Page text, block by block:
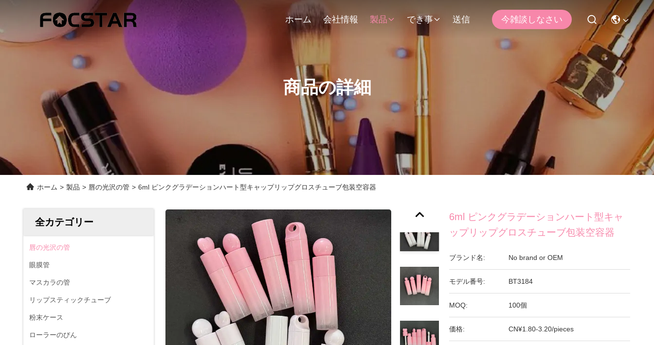
ホーム 会社情報 製品 でき事 送信 今雑談しなさい
商品の詳細
ホーム > 製品 > 唇の光沢の管 > 6ml ピンクグラデーションハート型キャップリップグロスチューブ包装空容器
全カテゴリー
唇の光沢の管
眼膜管
マスカラの管
リップスティックチューブ
粉末ケース
ローラーのびん
6ml ピンクグラデーションハート型キャ
ップリップグロスチューブ包装空容器
ブランド名: No brand or OEM
モデル番号: BT3184
MOQ: 100個
価格: CN¥1.80-3.20/pieces